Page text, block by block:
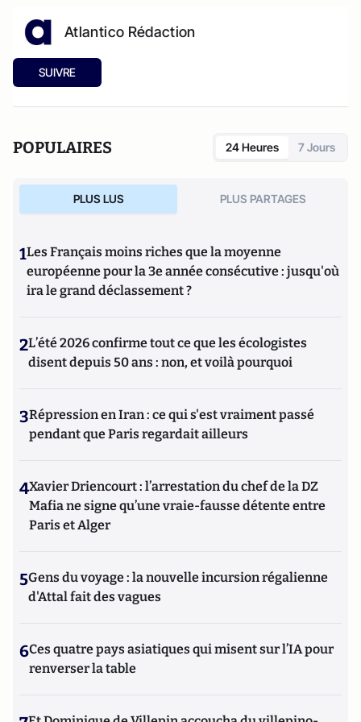
Atlantico Rédaction
SUIVRE
POPULAIRES 24 Heures 7 Jours
PLUS LUS PLUS PARTAGES
1Les Français moins riches que la moyenne
européenne pour la 3e année consécutive : jusqu'où
ira le grand déclassement ?
2L’été 2026 confirme tout ce que les écologistes
disent depuis 50 ans : non, et voilà pourquoi
3Répression en Iran : ce qui s'est vraiment passé
pendant que Paris regardait ailleurs
4Xavier Driencourt : l’arrestation du chef de la DZ
Mafia ne signe qu’une vraie-fausse détente entre
Paris et Alger
5Gens du voyage : la nouvelle incursion régalienne
d'Attal fait des vagues
6Ces quatre pays asiatiques qui misent sur l’IA pour
renverser la table